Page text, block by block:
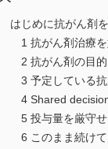
はじめに抗がん剤
1 抗がん剤治療
2 抗がん剤の目的
3 予定している抗
4 Shared
5 投与量を厳守
6 このまま続けて